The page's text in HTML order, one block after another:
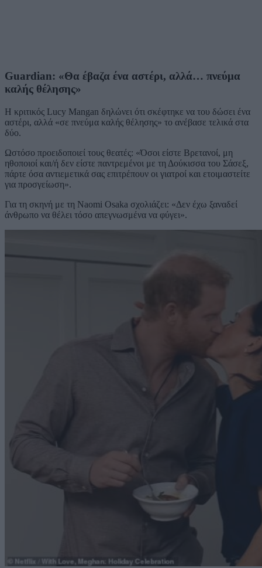
Guardian: «Θα έβαζα ένα αστέρι, αλλά… πνεύμα
καλής θέλησης»
Η κριτικός Lucy Mangan δηλώνει ότι σκέφτηκε να του δώσει ένα
αστέρι, αλλά «σε πνεύμα καλής θέλησης» το ανέβασε τελικά στα
δύο.
Ωστόσο προειδοποιεί τους θεατές: «Όσοι είστε Βρετανοί, μη
ηθοποιοί και/ή δεν είστε παντρεμένοι με τη Δούκισσα του Σάσεξ,
πάρτε όσα αντιεμετικά σας επιτρέπουν οι γιατροί και ετοιμαστείτε
για προσγείωση».
Για τη σκηνή με τη Naomi Osaka σχολιάζει: «Δεν έχω ξαναδεί
άνθρωπο να θέλει τόσο απεγνωσμένα να φύγει».